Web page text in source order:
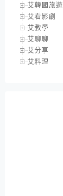
艾韓國旅遊
艾看影劇
艾教學
艾聊聊
艾分享
艾料理